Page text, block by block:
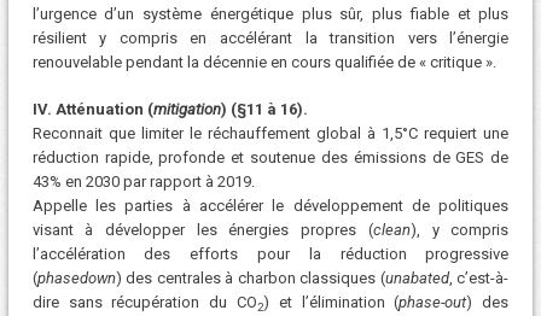
l’urgence d’un système énergétique plus sûr, plus fiable et plus
résilient y compris en accélérant la transition vers l’énergie
renouvelable pendant la décennie en cours qualifiée de « critique ».
IV. Atténuation (mitigation) (§11 à 16).
Reconnait que limiter le réchauffement global à 1,5°C requiert une
réduction rapide, profonde et soutenue des émissions de GES de
43% en 2030 par rapport à 2019.
Appelle les parties à accélérer le développement de politiques
visant à développer les énergies propres (clean), y compris
l’accélération des efforts pour la réduction progressive
(phasedown) des centrales à charbon classiques (unabated, c’est-à-
dire sans récupération du CO2) et l’élimination (phase-out) des